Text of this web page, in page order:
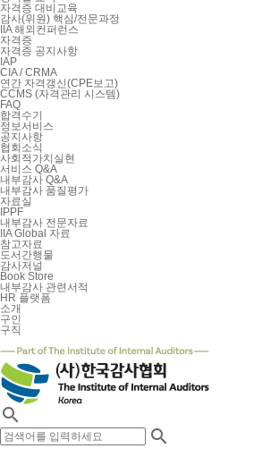
자격증 대비교육
감사(위원) 핵심/전문과정
IIA 해외컨퍼런스
자격증
자격증 공지사항
IAP
CIA / CRMA
연간 자격갱신(CPE보고)
CCMS (자격관리 시스템)
FAQ
합격수기
정보서비스
공지사항
협회소식
사회적가치실현
서비스 Q&A
내부감사 Q&A
내부감사 품질평가
자료실
IPPF
내부감사 전문자료
IIA Global 자료
참고자료
도서간행물
감사저널
Book Store
내부감사 관련서적
HR 플랫폼
소개
구인
구직

